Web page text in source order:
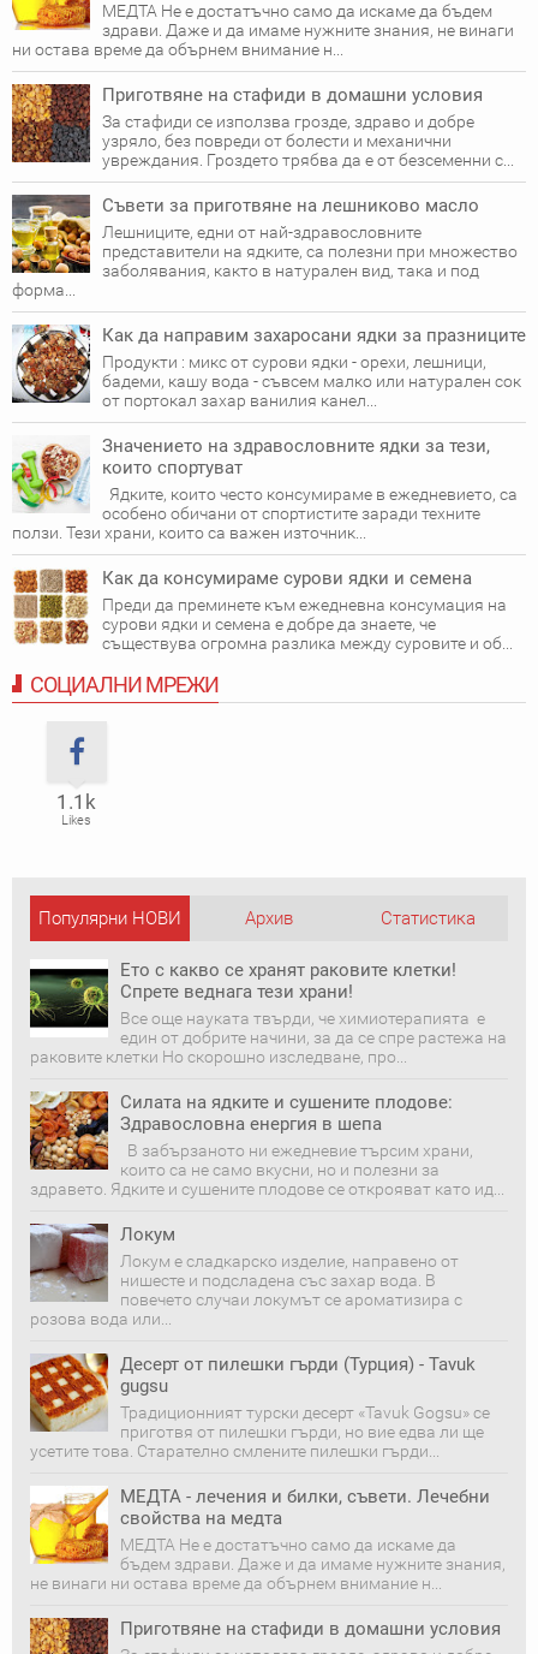
МЕДТА Не е достатъчно само да искаме да бъдем
здрави. Даже и да имаме нужните знания, не винаги
ни оста­ва време да обърнем внимание н...
Приготвяне на стафиди в домашни условия
За стафиди се използва грозде, здраво и добре
узряло, без повреди от болести и механични
увреждания. Гроздето трябва да е от безсеменни с...
Съвети за приготвяне на лешниково масло
Лешниците, едни от най-здравословните
представители на ядките, са полезни при множество
заболявания, както в натурален вид, така и под
форма...
Как да направим захаросани ядки за празниците
Продукти : микс от сурови ядки - орехи, лешници,
бадеми, кашу вода - съвсем малко или натурален сок
от портокал захар ванилия канел...
Значението на здравословните ядки за тези,
които спортуват
Ядките, които често консумираме в ежедневието, са
особено обичани от спортистите заради техните
ползи. Тези храни, които са важен източник...
Как да консумираме сурови ядки и семена
Преди да преминете към ежедневна консумация на
сурови ядки и семена е добре да знаете, че
съществува огромна разлика между суровите и об...
СОЦИАЛНИ МРЕЖИ
1.1k
Likes
Популярни НОВИ
публикации
Архив Статистика
Ето с какво се хранят раковите клетки!
Спрете веднага тези храни!
Все още науката твърди, че химиотерапията е
един от добрите начини, за да се спре растежа на
раковите клетки Но скорошно изследване, про...
Силата на ядките и сушените плодове:
Здравословна енергия в шепа
В забързаното ни ежедневие търсим храни,
които са не само вкусни, но и полезни за
здравето. Ядките и сушените плодове се открояват като ид...
Локум
Локум е сладкарско изделие, направено от
нишесте и подсладена със захар вода. В
повечето случаи локумът се ароматизира с
розова вода или...
Десерт от пилешки гърди (Турция) - Tavuk
gugsu
Традиционният турски десерт «Tavuk Gogsu» се
приготвя от пилешки гърди, но вие едва ли ще
усетите това. Старателно смлените пилешки гърди...
МЕДТА - лечения и билки, съвети. Лечебни
свойства на медта
МЕДТА Не е достатъчно само да искаме да
бъдем здрави. Даже и да имаме нужните знания,
не винаги ни оста­ва време да обърнем внимание н...
Приготвяне на стафиди в домашни условия